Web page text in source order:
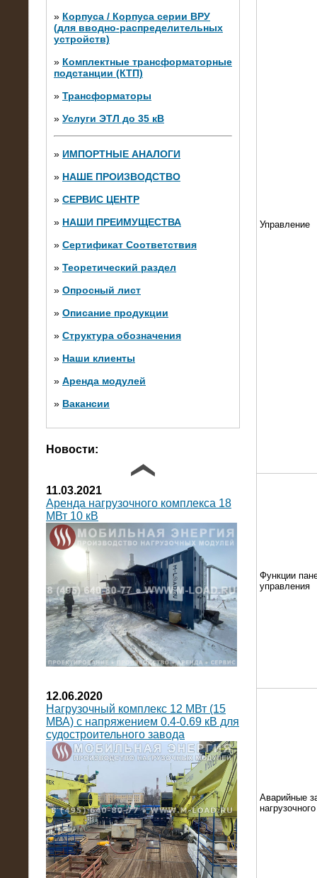
» Корпуса / Корпуса серии ВРУ
(для вводно-распределительных
устройств)
» Комплектные трансформаторные
подстанции (КТП)
» Трансформаторы
» Услуги ЭТЛ до 35 кВ
» ИМПОРТНЫЕ АНАЛОГИ
» НАШЕ ПРОИЗВОДСТВО
» СЕРВИС ЦЕНТР
» НАШИ ПРЕИМУЩЕСТВА
» Сертификат Соответствия
» Теоретический раздел
» Опросный лист
» Описание продукции
» Структура обозначения
» Наши клиенты
» Аренда модулей
» Вакансии
Новости:
28.02.2015
Нагрузочные модули 700 кВт (4
штуки)
10.10.2014
Нагрузочный комплекс 20 МВт в 2
яруса (напряжение 6-10 кВ)
11.03.2021
Аренда нагрузочного комплекса 18
МВт 10 кВ
12.06.2020
Нагрузочный комплекс 12 МВт (15
МВА) с напряжением 0.4-0.69 кВ для
судостроительного завода
Управление
Функции
управления
Аварийные